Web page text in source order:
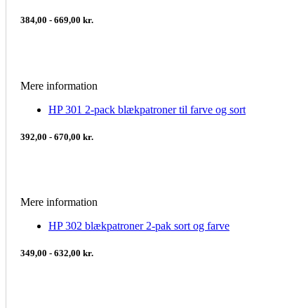
384,00 - 669,00 kr.
Mere information
HP 301 2-pack blækpatroner til farve og sort
392,00 - 670,00 kr.
Mere information
HP 302 blækpatroner 2-pak sort og farve
349,00 - 632,00 kr.